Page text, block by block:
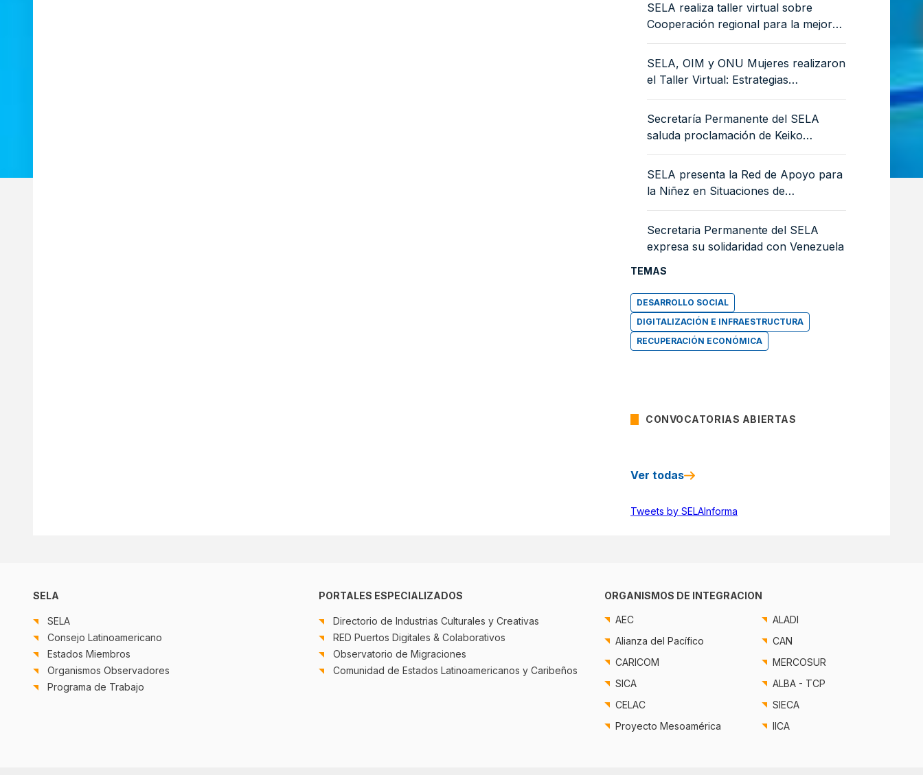
SELA realiza taller virtual sobre
Cooperación regional para la mejora
de la sanidad vegetal: medidas
sanitarias y fitosanitarias para la
sostenibilidad ambiental
SELA, OIM y ONU Mujeres realizaron
el Taller Virtual: Estrategias
educativas para la integración de
mujeres y niñas migrantes
Secretaría Permanente del SELA
saluda proclamación de Keiko
Fujimori como Presidenta de Perú
SELA presenta la Red de Apoyo para
la Niñez en Situaciones de
Emergencia
Secretaria Permanente del SELA
expresa su solidaridad con Venezuela
TEMAS
DESARROLLO SOCIAL
DIGITALIZACIÓN E INFRAESTRUCTURA
RECUPERACIÓN ECONÓMICA
CONVOCATORIAS ABIERTAS
Ver todas
Tweets by SELAInforma
SELA
SELA
Consejo Latinoamericano
Estados Miembros
Organismos Observadores
Programa de Trabajo
PORTALES ESPECIALIZADOS
Directorio de Industrias Culturales y Creativas
RED Puertos Digitales & Colaborativos
Observatorio de Migraciones
Comunidad de Estados Latinoamericanos y Caribeños
ORGANISMOS DE INTEGRACION
AEC
ALADI
Alianza del Pacífico
CAN
CARICOM
MERCOSUR
SICA
ALBA - TCP
CELAC
SIECA
Proyecto Mesoamérica
IICA